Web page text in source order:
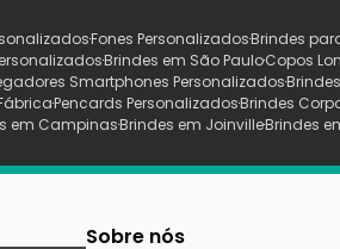
Fones PersonalizadosBrindes
Brindes em São PauloCopos
Smartphones Personalizados
Pencards PersonalizadosBrindes
em CampinasBrindes em JoinvilleBrindes
Sobre nós